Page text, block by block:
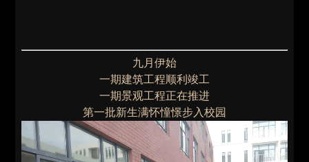
九月伊始
一期建筑工程顺利竣工
一期景观工程正在推进
第一批新生满怀憧憬步入校园